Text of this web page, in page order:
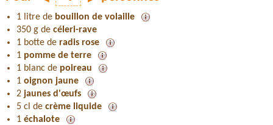
1 litre de bouillon de volaille
350 g de céleri-rave
1 botte de radis rose
1 pomme de terre
1 blanc de poireau
1 oignon jaune
2 jaunes d'œufs
5 cl de crème liquide
1 échalote